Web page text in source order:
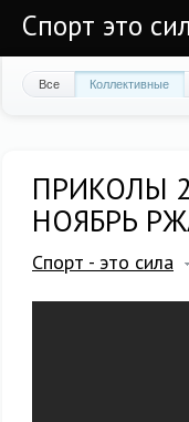
Спорт это
Все Коллективные
ПРИКОЛЫ
НОЯБРЬ
Спорт - это сила